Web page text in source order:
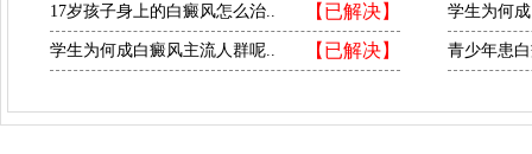
【已解决】
17岁孩子身上的白癜风怎么治..
【已解决】
学生为何成白癜风主流人群呢..
学生为何
青少年患